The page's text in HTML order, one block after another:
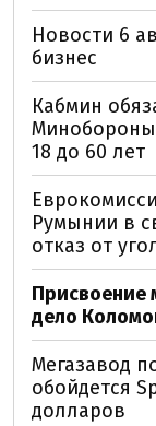
Новости 6
бизнес
Кабмин
Минобороны
18 до 60 лет
Румынии в
отказ от
Присвоение
дело
Мегазавод
обойдется
долларов